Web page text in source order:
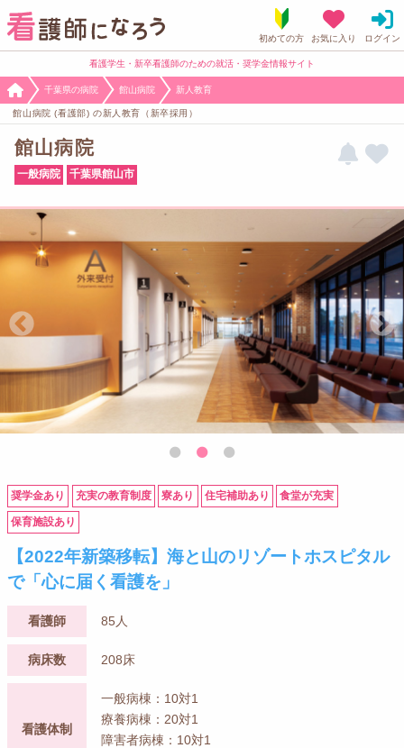
看護学生・新卒看護師のための就活・奨学金情報サイト
千葉県の病院 館山病院 新人教育
館山病院 (看護部) の新人教育（新卒採用）
館山病院
一般病院 千葉県館山市
奨学金あり 充実の教育制度 寮あり 住宅補助あり 食堂が充実
保育施設あり
【2022年新築移転】海と山のリゾートホスピタル
で「心に届く看護を」
看護師 85人
病床数 208床
看護体制
一般病棟：10対1
療養病棟：20対1
障害者病棟：10対1